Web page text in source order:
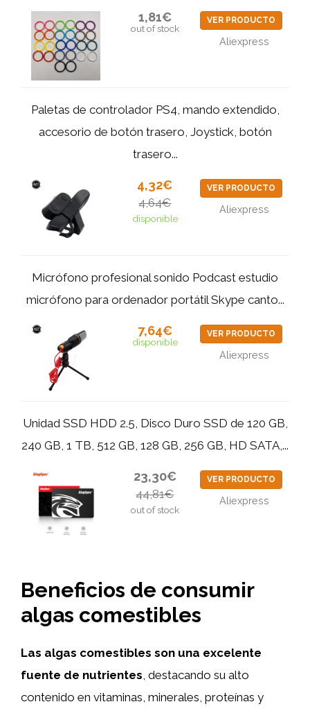
1,81€
out of stock
VER PRODUCTO
Aliexpress
Paletas de controlador PS4, mando extendido,
accesorio de botón trasero, Joystick, botón
trasero...
4,32€
4,64€
disponible
VER PRODUCTO
Aliexpress
Micrófono profesional sonido Podcast estudio
micrófono para ordenador portátil Skype canto...
7,64€
disponible
VER PRODUCTO
Aliexpress
Unidad SSD HDD 2.5, Disco Duro SSD de 120 GB,
240 GB, 1 TB, 512 GB, 128 GB, 256 GB, HD SATA,...
23,30€
44,81€
out of stock
VER PRODUCTO
Aliexpress
Beneficios de consumir
algas comestibles
Las algas comestibles son una excelente
fuente de nutrientes , destacando su alto
contenido en vitaminas, minerales, proteínas y